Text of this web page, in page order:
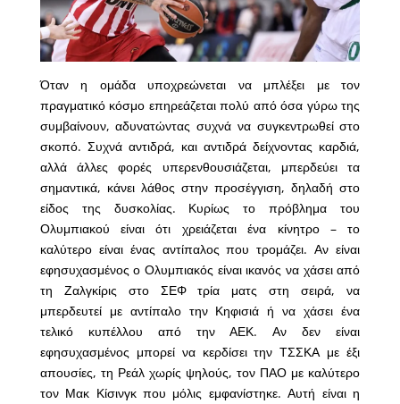
Όταν η ομάδα υποχρεώνεται να μπλέξει με τον
πραγματικό κόσμο επηρεάζεται πολύ από όσα γύρω της
συμβαίνουν, αδυνατώντας συχνά να συγκεντρωθεί στο
σκοπό. Συχνά αντιδρά, και αντιδρά δείχνοντας καρδιά,
αλλά άλλες φορές υπερενθουσιάζεται, μπερδεύει τα
σημαντικά, κάνει λάθος στην προσέγγιση, δηλαδή στο
είδος της δυσκολίας. Κυρίως το πρόβλημα του
Ολυμπιακού είναι ότι χρειάζεται ένα κίνητρο – το
καλύτερο είναι ένας αντίπαλος που τρομάζει. Αν είναι
εφησυχασμένος ο Ολυμπιακός είναι ικανός να χάσει από
τη Ζαλγκίρις στο ΣΕΦ τρία ματς στη σειρά, να
μπερδευτεί με αντίπαλο την Κηφισιά ή να χάσει ένα
τελικό κυπέλλου από την ΑΕΚ. Αν δεν είναι
εφησυχασμένος μπορεί να κερδίσει την ΤΣΣΚΑ με έξι
απουσίες, τη Ρεάλ χωρίς ψηλούς, τον ΠΑΟ με καλύτερο
τον Μακ Κίσινγκ που μόλις εμφανίστηκε. Αυτή είναι η